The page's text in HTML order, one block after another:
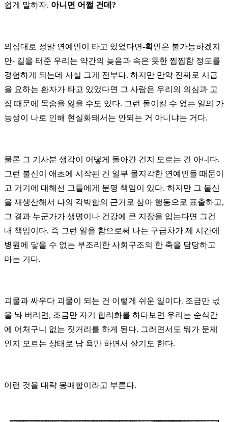
쉽게 말하자. 아니면 어쩔 건데?
의심대로 정말 연예인이 타고 있었다면-확인은 불가능하겠지
만- 길을 터준 우리는 약간의 늦음과 속은 듯한 찝찝함 정도를
경험하게 되는데 사실 그게 전부다. 하지만 만약 진짜로 시급
을 요하는 환자가 타고 있었다면 그 사람은 우리의 의심과 고
집 때문에 목숨을 잃을 수도 있다. 그런 돌이킬 수 없는 일의 가
능성이 나로 인해 현실화돼서는 안되는 거 아니냐는 거다.
물론 그 기사분 생각이 어떻게 돌아간 건지 모르는 건 아니다.
그런 불신이 애초에 시작된 건 일부 몰지각한 연예인들 때문이
고 거기에 대해선 그들에게 분명 책임이 있다. 하지만 그 불신
을 재생산해서 나의 각박함의 근거로 삼아 행동으로 표출하고,
그 결과 누군가가 생명이나 건강에 큰 지장을 입는다면 그건
내 책임이다. 즉 그런 일을 함으로써 나는 구급차가 제 시간에
병원에 닿을 수 없는 부조리한 사회구조의 한 축을 담당하고
마는 거다.
괴물과 싸우다 괴물이 되는 건 이렇게 쉬운 일이다. 조금만 넋
을 놔 버리면, 조금만 자기 합리화를 하다보면 우리는 순식간
에 어처구니 없는 짓거리를 하게 된다. 그러면서도 뭐가 문제
인지 모르는 상태로 남 욕만 하면서 살기도 한다.
이런 것을 대략 몽매함이라고 부른다.